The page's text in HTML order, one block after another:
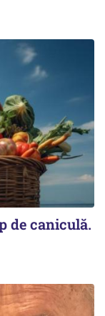
de caniculă.